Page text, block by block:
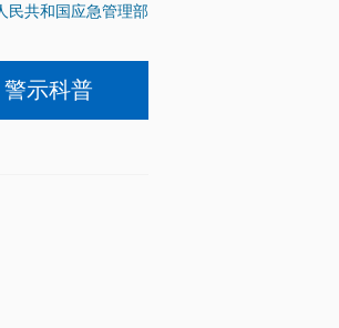
民共和国应急管理部
警示科普